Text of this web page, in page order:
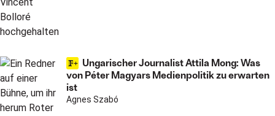
Ungarischer Journalist Attila Mong: Was
von Péter Magyars Medienpolitik zu erwarten
ist
Agnes Szabó